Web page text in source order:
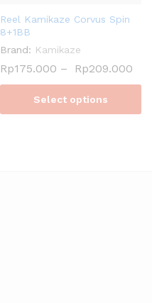
Reel Kamikaze Corvus Spin
8+1BB
Brand: Kamikaze
Rp175.000 – Rp209.000
Select options